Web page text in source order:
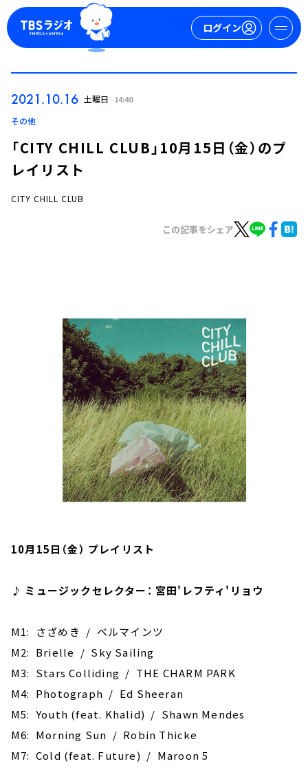
ログイン
お知らせ
イベント・グッズ
YouTube
会社情報
2021.10.16 土曜日 14:40
その他
「CITY CHILL CLUB」10月15日（金）のプ
レイリスト
CITY CHILL CLUB
この記事をシェア
10月15日（金） プレイリスト
♪ ミュージックセレクター： 宮田'レフティ'リョウ
M1: さざめき / ベルマインツ
M2: Brielle / Sky Sailing
M3: Stars Colliding / THE CHARM PARK
M4: Photograph / Ed Sheeran
M5: Youth (feat. Khalid) / Shawn Mendes
M6: Morning Sun / Robin Thicke
M7: Cold (feat. Future) / Maroon 5